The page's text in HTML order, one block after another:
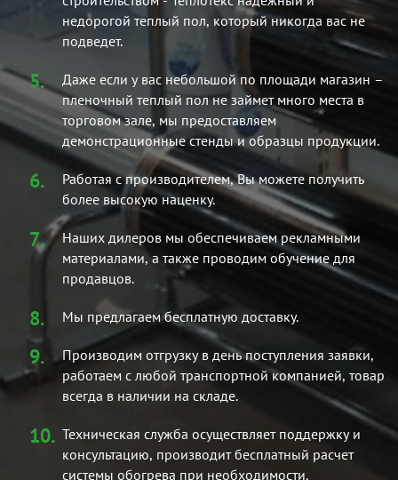
недорогой теплый пол, который никогда вас не
подведет.
Даже если у вас небольшой по площади магазин –
пленочный теплый пол не займет много места в
торговом зале, мы предоставляем
демонстрационные стенды и образцы продукции.
Работая с производителем, Вы можете получить
более высокую наценку.
Наших дилеров мы обеспечиваем рекламными
материалами, а также проводим обучение для
продавцов.
Мы предлагаем бесплатную доставку.
Производим отгрузку в день поступления заявки,
работаем с любой транспортной компанией, товар
всегда в наличии на складе.
Техническая служба осуществляет поддержку и
консультацию, производит бесплатный расчет
системы обогрева при необходимости.